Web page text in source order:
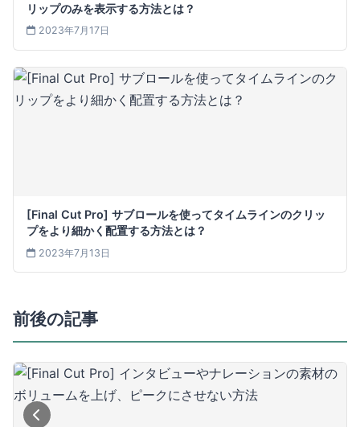
リップのみを表示する方法とは？
2023年7月17日
[Final Cut Pro] サブロールを使ってタイムラインのクリッ
プをより細かく配置する方法とは？
2023年7月13日
前後の記事